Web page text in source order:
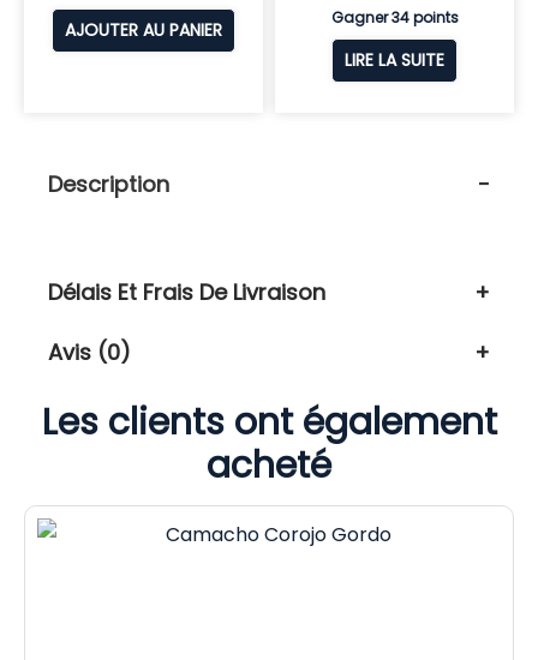
AJOUTER AU PANIER
Gagner 34 points
LIRE LA SUITE
Description
Délais Et Frais De Livraison
Avis (0)
Les clients ont également
acheté